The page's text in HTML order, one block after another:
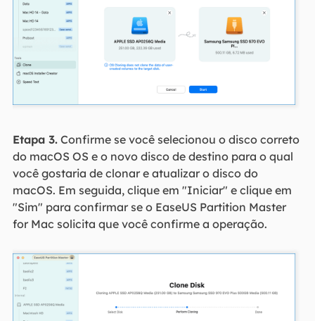
Etapa 3.Confirme se você selecionou o disco correto
do macOS OS e o novo disco de destino para o qual
você gostaria de clonar e atualizar o disco do
macOS. Em seguida, clique em "Iniciar" e clique em
"Sim" para confirmar se o EaseUS Partition Master
for Mac solicita que você confirme a operação.